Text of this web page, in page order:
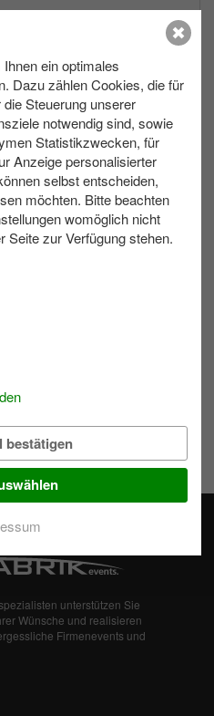
auf Wunsch auch in Englisch,
verfügbar.
für Ihr
einfach bei einem
unterstützen Sie
Wünsche und realisieren
Firmenevents und
ein optimales
Dazu zählen Cookies, die für
Steuerung unserer
notwendig sind, sowie
Statistikzwecken, für
Anzeige personalisierter
selbst entscheiden,
möchten. Bitte beachten
womöglich nicht
Seite zur Verfügung stehen.
bestätigen